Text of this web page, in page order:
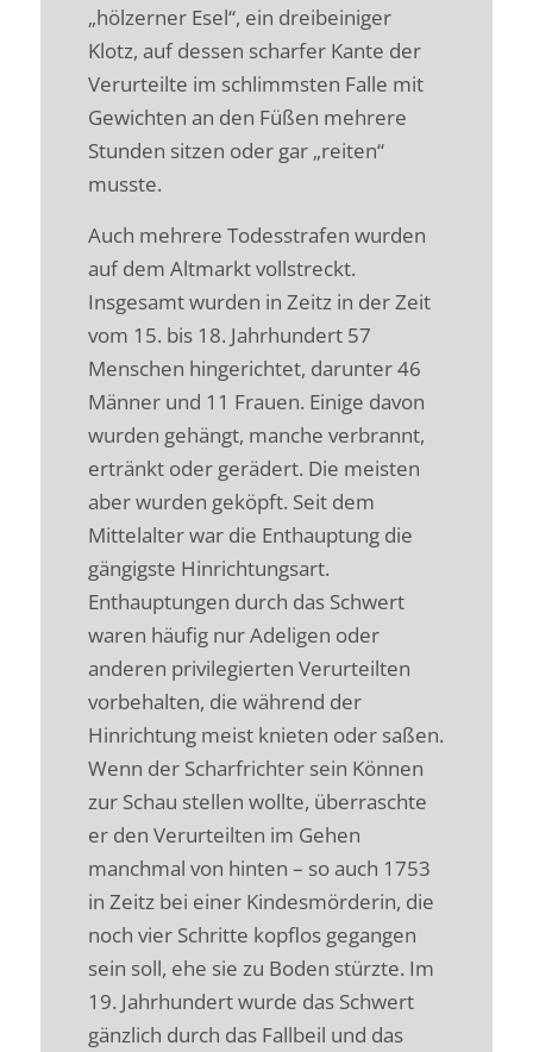
„hölzerner Esel“, ein dreibeiniger
Klotz, auf dessen scharfer Kante der
Verurteilte im schlimmsten Falle mit
Gewichten an den Füßen mehrere
Stunden sitzen oder gar „reiten“
musste.
Auch mehrere Todesstrafen wurden
auf dem Altmarkt vollstreckt.
Insgesamt wurden in Zeitz in der Zeit
vom 15. bis 18. Jahrhundert 57
Menschen hingerichtet, darunter 46
Männer und 11 Frauen. Einige davon
wurden gehängt, manche verbrannt,
ertränkt oder gerädert. Die meisten
aber wurden geköpft. Seit dem
Mittelalter war die Enthauptung die
gängigste Hinrichtungsart.
Enthauptungen durch das Schwert
waren häufig nur Adeligen oder
anderen privilegierten Verurteilten
vorbehalten, die während der
Hinrichtung meist knieten oder saßen.
Wenn der Scharfrichter sein Können
zur Schau stellen wollte, überraschte
er den Verurteilten im Gehen
manchmal von hinten – so auch 1753
in Zeitz bei einer Kindesmörderin, die
noch vier Schritte kopflos gegangen
sein soll, ehe sie zu Boden stürzte. Im
19. Jahrhundert wurde das Schwert
gänzlich durch das Fallbeil und das